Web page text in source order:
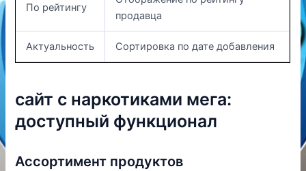
По рейтингу
продавца
Актуальность Сортировка по дате добавления
сайт с наркотиками мега:
доступный функционал
Ассортимент продуктов